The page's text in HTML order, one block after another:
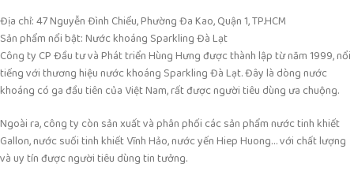
Địa chỉ: 47 Nguyễn Đình Chiểu, Phường Đa Kao, Quận 1, TP.HCM
Sản phẩm nổi bật: Nước khoáng Sparkling Đà Lạt
Công ty CP Đầu tư và Phát triển Hùng Hưng được thành lập từ năm 1999, nổi
tiếng với thương hiệu nước khoáng Sparkling Đà Lạt. Đây là dòng nước
khoáng có ga đầu tiên của Việt Nam, rất được người tiêu dùng ưa chuộng.
Ngoài ra, công ty còn sản xuất và phân phối các sản phẩm nước tinh khiết
Gallon, nước suối tinh khiết Vĩnh Hảo, nước yến Hiep Huong… với chất lượng
và uy tín được người tiêu dùng tin tưởng.